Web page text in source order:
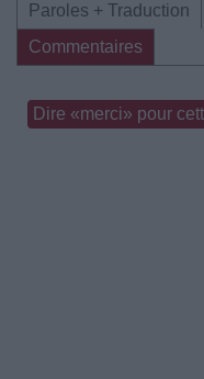
Paroles + Traduction
Commentaires
Dire «merci» pour